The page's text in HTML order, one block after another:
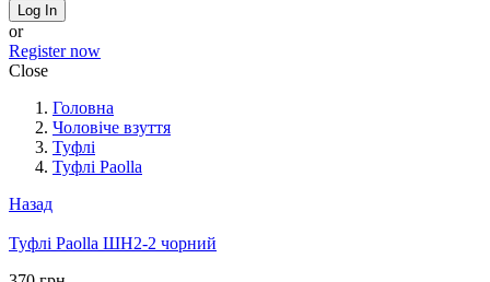
Log In
or
Register now
Close
Головна
Чоловіче взуття
Туфлі
Туфлі Paolla
Назад
Туфлі Paolla ШН2-2 чорний